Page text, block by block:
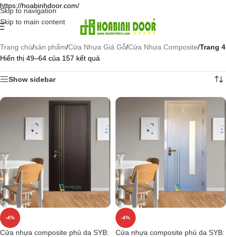
https://hoabinhdoor.com/
Skip to navigation
Skip to main content
Trang chủ/sản phẩm/Cửa Nhựa Giả Gỗ/Cửa Nhựa Composite/Trang 4
Hiển thị 49–64 của 157 kết quả
Show sidebar
-4%
Cửa nhựa composite phủ da SYB:
-4%
Cửa nhựa composite phủ da SYB: